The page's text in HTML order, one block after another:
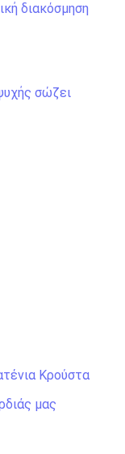
διακόσμηση
σώζει
Κρούστα
μας